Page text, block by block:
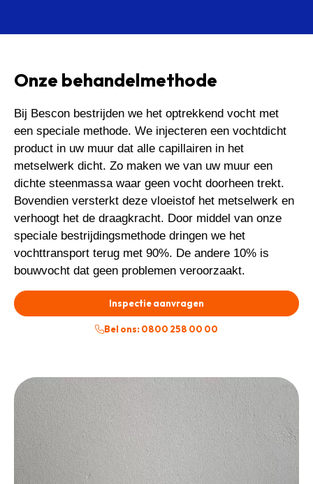
Onze behandelmethode
Bij Bescon bestrijden we het optrekkend vocht met
een speciale methode. We injecteren een vochtdicht
product in uw muur dat alle capillairen in het
metselwerk dicht. Zo maken we van uw muur een
dichte steenmassa waar geen vocht doorheen trekt.
Bovendien versterkt deze vloeistof het metselwerk en
verhoogt het de draagkracht. Door middel van onze
speciale bestrijdingsmethode dringen we het
vochttransport terug met 90%. De andere 10% is
bouwvocht dat geen problemen veroorzaakt.
Inspectie aanvragen
Bel ons: 0800 258 00 00